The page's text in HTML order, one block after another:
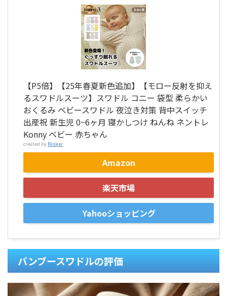
【P5倍】【25年春夏新色追加】【モロー反射を抑え
るスワドルスーツ】スワドル コニー 袋型 柔らかい
おくるみ ベビースワドル 夜泣き対策 背中スイッチ
出産祝 新生児 0~6ヶ月 寝かしつけ ねんね ネントレ
Konny ベビー 赤ちゃん
created by Rinker
Amazon
楽天市場
Yahooショッピング
バンブースワドルの評価